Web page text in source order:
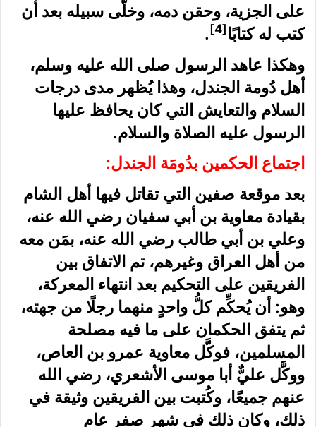
على الجزية، وحقن دمه، وخلَّى سبيله بعد أن
كتب له كتابًا[4]
.
وهكذا عاهد الرسول صلى الله عليه وسلم،
أهل دُومة الجندل، وهذا يُظهر مدى درجات
السلام والتعايش التي كان يحافظ عليها
الرسول عليه الصلاة والسلام.
اجتماع الحكمين بدُومَة الجندل:
بعد موقعة صفين التي تقاتل فيها أهل الشام
بقيادة معاوية بن أبي سفيان رضي الله عنه،
وعلي بن أبي طالب رضي الله عنه، بمَن معه
من أهل العراق وغيرهم، تم الاتفاق بين
الفريقين على التحكيم بعد انتهاء المعركة،
وهو: أن يُحكِّم كلُّ واحدٍ منهما رجلًا من جهته،
ثم يتفق الحكمان على ما فيه مصلحة
المسلمين، فوكَّل معاوية عمرو بن العاص،
ووكَّل عليٌّ أبا موسى الأشعري، رضي الله
عنهم جميعًا، وكُتبت بين الفريقين وثيقة في
ذلك، وكان ذلك في شهر صفر عام